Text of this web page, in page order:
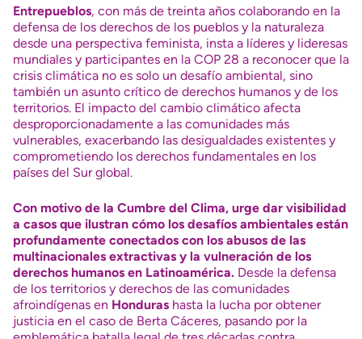
Entrepueblos, con más de treinta años colaborando en la
defensa de los derechos de los pueblos y la naturaleza
desde una perspectiva feminista, insta a líderes y lideresas
mundiales y participantes en la COP 28 a reconocer que la
crisis climática no es solo un desafío ambiental, sino
también un asunto crítico de derechos humanos y de los
territorios. El impacto del cambio climático afecta
desproporcionadamente a las comunidades más
vulnerables, exacerbando las desigualdades existentes y
comprometiendo los derechos fundamentales en los
países del Sur global.
Con motivo de la Cumbre del Clima, urge dar visibilidad
a casos que ilustran cómo los desafíos ambientales están
profundamente conectados con los abusos de las
multinacionales extractivas y la vulneración de los
derechos humanos en Latinoamérica. Desde la defensa
de los territorios y derechos de las comunidades
afroindígenas en Honduras hasta la lucha por obtener
justicia en el caso de Berta Cáceres, pasando por la